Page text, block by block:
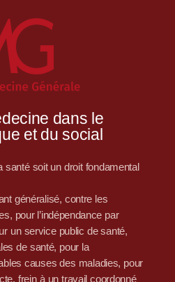
dans le
et du social
santé soit un droit fondamental
généralisé, contre les
pour l’indépendance par
un service public de santé,
de santé, pour la
causes des maladies, pour
frein à un travail coordonné